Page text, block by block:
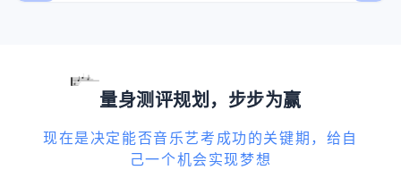
量身测评规划，步步为赢
现在是决定能否音乐艺考成功的关键期，给自
己一个机会实现梦想